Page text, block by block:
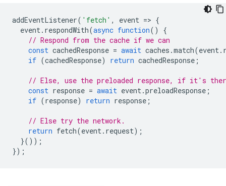
addEventListener( 'fetch' , event => {
event. respondWith(async function()
{
// Respond from the cache if we can
const cachedResponse = await caches .match(event.
if (cachedResponse) return cachedResponse ;
// Else, use the preloaded response, if it's
const response = await event.preloadResponse ;
if (response) return response ;
// Else try the network.
return fetch(event. request);
}());
});